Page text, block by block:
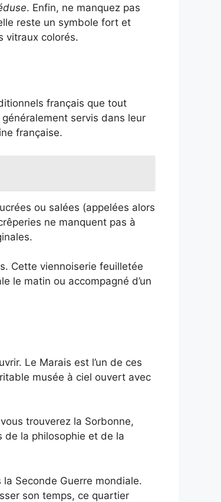
. Enfin, ne manquez pas
reste un symbole fort et
vitraux colorés.
français que tout
servis dans leur
française.
ou salées (appelées alors
ne manquent pas à
Cette viennoiserie feuilletée
le matin ou accompagné d’un
Le Marais est l’un de ces
musée à ciel ouvert avec
trouverez la Sorbonne,
de la philosophie et de la
Seconde Guerre mondiale.
son temps, ce quartier